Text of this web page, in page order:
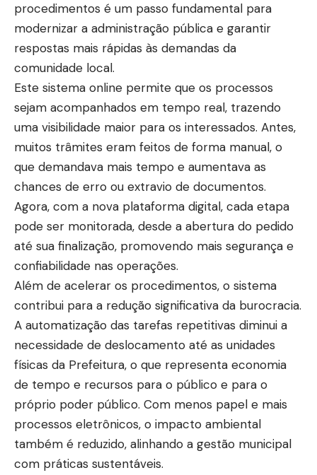
procedimentos é um passo fundamental para
modernizar a administração pública e garantir
respostas mais rápidas às demandas da
comunidade local.
Este sistema online permite que os processos
sejam acompanhados em tempo real, trazendo
uma visibilidade maior para os interessados. Antes,
muitos trâmites eram feitos de forma manual, o
que demandava mais tempo e aumentava as
chances de erro ou extravio de documentos.
Agora, com a nova plataforma digital, cada etapa
pode ser monitorada, desde a abertura do pedido
até sua finalização, promovendo mais segurança e
confiabilidade nas operações.
Além de acelerar os procedimentos, o sistema
contribui para a redução significativa da burocracia.
A automatização das tarefas repetitivas diminui a
necessidade de deslocamento até as unidades
físicas da Prefeitura, o que representa economia
de tempo e recursos para o público e para o
próprio poder público. Com menos papel e mais
processos eletrônicos, o impacto ambiental
também é reduzido, alinhando a gestão municipal
com práticas sustentáveis.